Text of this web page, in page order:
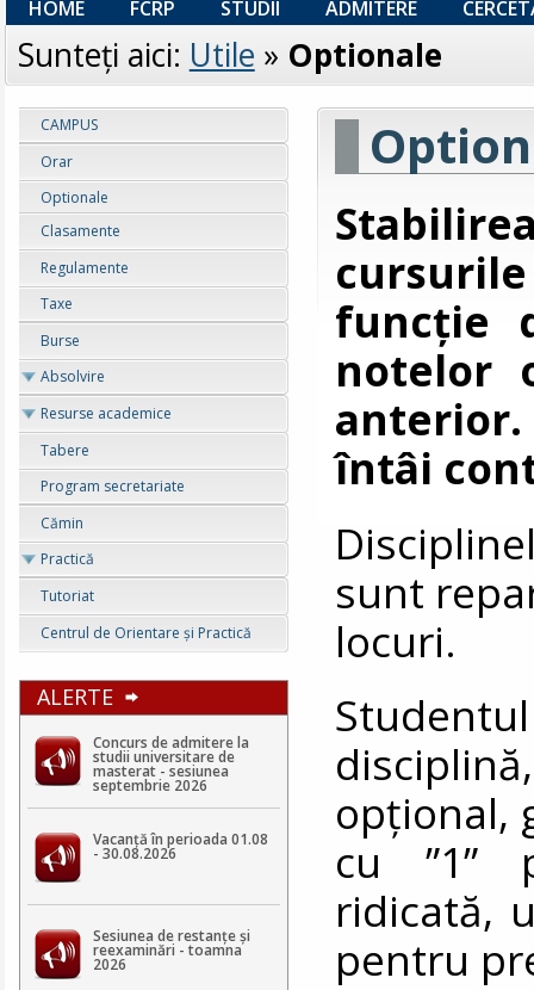
HOME FCRP STUDII ADMITERE
Sunteţi aici: Utile » Optionale
CAMPUS
Orar
Optionale
Clasamente
Regulamente
Taxe
Burse
Absolvire
Resurse academice
Tabere
Program secretariate
Cămin
Practică
Tutoriat
Centrul de Orientare şi Practică
ALERTE
Concurs de admitere la
studii universitare de
masterat - sesiunea
septembrie 2026
Vacanță în perioada 01.08
- 30.08.2026
Sesiunea de restanțe și
reexaminări - toamna
2026
funcție
notelor
întâi
sunt
locuri.
opțional,
cu ”1”
ridicată,
pentru